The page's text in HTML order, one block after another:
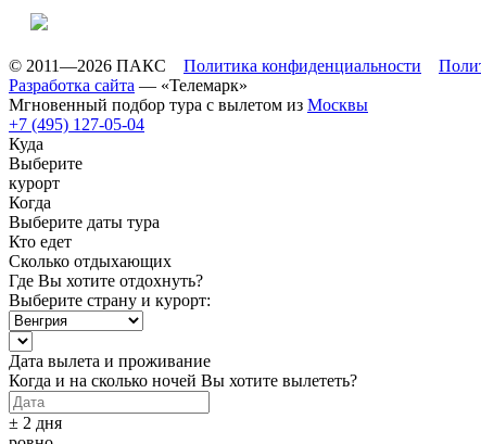
© 2011—2026 ПАКС Политика конфиденциальности
Разработка сайта — «Телемарк»
Мгновенный подбор тура с вылетом из Москвы
+7 (495) 127-05-04
Куда
Выберите
курорт
Когда
Выберите даты тура
Кто едет
Сколько отдыхающих
Где Вы хотите отдохнуть?
Выберите страну и курорт:
Дата вылета и проживание
Когда и на сколько ночей Вы хотите вылететь?
± 2 дня